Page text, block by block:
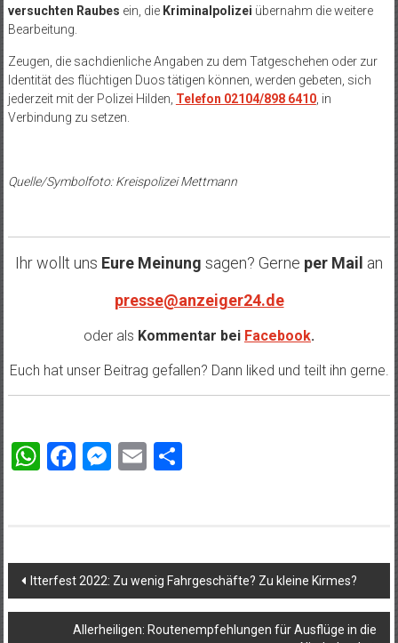
versuchten Raubes ein, dieKriminalpolizei übernahm die weitere
Bearbeitung.
Zeugen, die sachdienliche Angaben zu dem Tatgeschehen oder zur
Identität des flüchtigen Duos tätigen können, werden gebeten, sich
jederzeit mit der Polizei Hilden, Telefon 02104/898 6410, in
Verbindung zu setzen.
Quelle/Symbolfoto: Kreispolizei Mettmann
Ihr wollt uns Eure Meinung sagen? Gerne per Mail an
presse@anzeiger24.de
oder als Kommentar bei Facebook.
Euch hat unser Beitrag gefallen? Dann liked und teilt ihn gerne.
WhatsApp
Facebook
Messenger
EmailTeilen
Beitragsnavigation
Itterfest 2022: Zu wenig Fahrgeschäfte? Zu kleine Kirmes?
Allerheiligen: Routenempfehlungen für Ausflüge in die